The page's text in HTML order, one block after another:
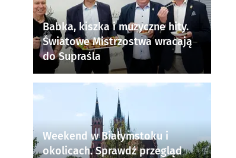
Babka, kiszka i muzyczne hity.
Światowe Mistrzostwa wracają
do Supraśla
Weekend w Białymstoku i
okolicach. Sprawdź przegląd